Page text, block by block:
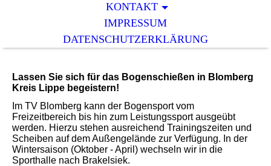
KONTAKT
IMPRESSUM
DATENSCHUTZERKLÄRUNG
Lassen Sie sich für das Bogenschießen in Blomberg
Kreis Lippe begeistern!
Im TV Blomberg kann der Bogensport vom
Freizeitbereich bis hin zum Leistungssport ausgeübt
werden. Hierzu stehen ausreichend Trainingszeiten und
Scheiben auf dem Außengelände zur Verfügung. In der
Wintersaison (Oktober - April) wechseln wir in die
Sporthalle nach Brakelsiek.